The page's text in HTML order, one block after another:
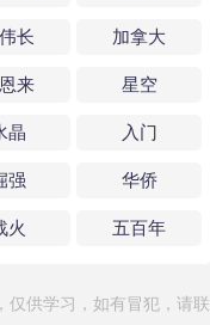
长 加拿大
来 星空
晶 入门
强 华侨
火 五百年
仅供学习，如有冒犯，请联